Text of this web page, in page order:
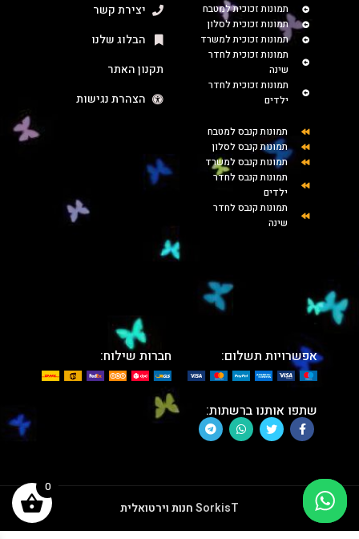
תמונות זכוכית למטבח
תמונות זכוכית לסלון
תמונות זכוכית למשרד
תמונות זכוכית לחדר
שינה
תמונות זכוכית לחדר
ילדים
תמונות קנבס למטבח
תמונות קנבס לסלון
תמונות קנבס למשרד
תמונות קנבס לחדר
ילדים
תמונות קנבס לחדר
שינה
יצירת קשר
הבלוג שלנו
תקנון האתר
הצהרת נגישות
אפשרויות תשלום: חברות שילוח:
שתפו אותנו ברשתות:
SorkisTחנות וירטואלית
0